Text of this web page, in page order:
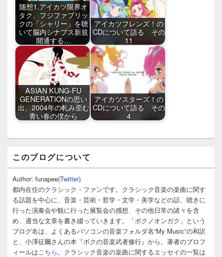
随想1.アイカツ限界オ
タク、フジファブリッ
クの「シャリー」を聴
いて脳内シナプス新規
開通する…
アイカツフレンズ！の
CDについて語る その
11
ASIAN KUNG-FU
GENERATIONの思い
出、2004年の軋み歪む
青い春の僕から
アイカツスターズ！の
CDについて語る その
4
ン
サ
イ
バ
ー
ウ
ィ
このブログについて
Author: funapee(Twitter)
都内在住のクラシック・ファンです。クラシック音楽の楽曲に関す
る話題を中心に、音楽・芸術・哲学・文学・美学などの話、聴きに
行った演奏会や観に行った展覧会の感想、その他日常の諸々を含
め、適当な文章を書き綴っていきます。「ボクノオンガク」という
ブログ名は、よくあるパソコンの音楽フォルダ名“My Music”の和訳
と、小澤征爾さんの本『ボクの音楽武者修行』から。著者のプロフ
ィールはこちら。クラシック音楽の楽曲に関するエッセイの一覧は